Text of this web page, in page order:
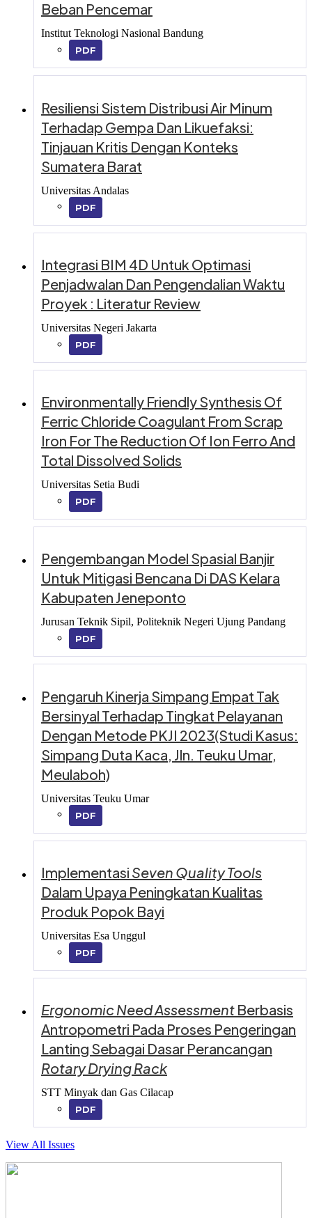
Beban Pencemar
Institut Teknologi Nasional Bandung
PDF
Resiliensi Sistem Distribusi Air Minum
Terhadap Gempa Dan Likuefaksi:
Tinjauan Kritis Dengan Konteks
Sumatera Barat
Universitas Andalas
PDF
Integrasi BIM 4D Untuk Optimasi
Penjadwalan Dan Pengendalian Waktu
Proyek : Literatur Review
Universitas Negeri Jakarta
PDF
Environmentally Friendly Synthesis Of
Ferric Chloride Coagulant From Scrap
Iron For The Reduction Of Ion Ferro And
Total Dissolved Solids
Universitas Setia Budi
PDF
Pengembangan Model Spasial Banjir
Untuk Mitigasi Bencana Di DAS Kelara
Kabupaten Jeneponto
Jurusan Teknik Sipil, Politeknik Negeri Ujung Pandang
PDF
Pengaruh Kinerja Simpang Empat Tak
Bersinyal Terhadap Tingkat Pelayanan
Dengan Metode PKJI 2023(Studi Kasus:
Simpang Duta Kaca, Jln. Teuku Umar,
Meulaboh)
Universitas Teuku Umar
PDF
Implementasi Seven Quality Tools
Dalam Upaya Peningkatan Kualitas
Produk Popok Bayi
Universitas Esa Unggul
PDF
Ergonomic Need Assessment Berbasis
Antropometri Pada Proses Pengeringan
Lanting Sebagai Dasar Perancangan
Rotary Drying Rack
STT Minyak dan Gas Cilacap
PDF
View All Issues